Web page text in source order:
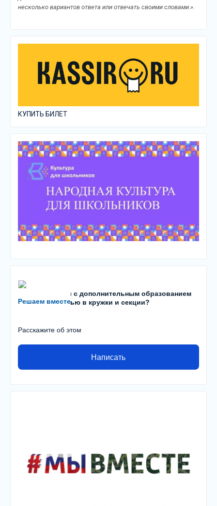
несколько вариантов ответа или отвечать своими словами.».
КУПИТЬ БИЛЕТ
Решаем вместе
Есть проблемы с дополнительным образованием
детей? С записью в кружки и секции?
Расскажите об этом
Написать